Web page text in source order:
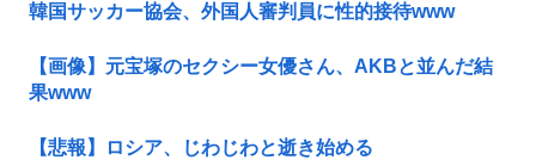
韓国サッカー協会、外国人審判員に性的接待www
【画像】元宝塚のセクシー女優さん、AKBと並んだ結
果www
【悲報】ロシア、じわじわと逝き始める